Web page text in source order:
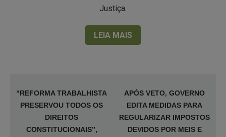
Justiça.
LEIA MAIS
“REFORMA TRABALHISTA
PRESERVOU TODOS OS
DIREITOS
CONSTITUCIONAIS”,
APÓS VETO, GOVERNO
EDITA MEDIDAS PARA
REGULARIZAR IMPOSTOS
DEVIDOS POR MEIS E